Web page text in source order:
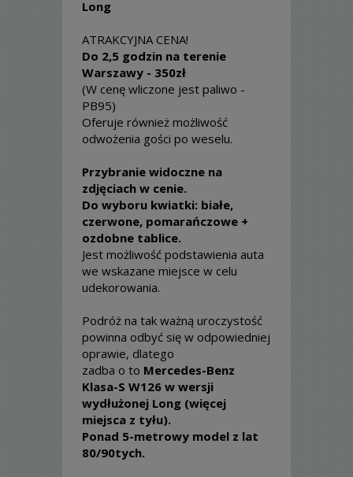
Long
ATRAKCYJNA CENA!
Do 2,5 godzin na terenie
Warszawy - 350zł
(W cenę wliczone jest paliwo -
PB95)
Oferuje również możliwość
odwożenia gości po weselu.
Przybranie widoczne na
zdjęciach w cenie.
Do wyboru kwiatki: białe,
czerwone, pomarańczowe +
ozdobne tablice.
Jest możliwość podstawienia auta
we wskazane miejsce w celu
udekorowania.
Podróż na tak ważną uroczystość
powinna odbyć się w odpowiedniej
oprawie, dlatego
zadba o to Mercedes-Benz
Klasa-S W126 w wersji
wydłużonej Long (więcej
miejsca z tyłu).
Ponad 5-metrowy model z lat
80/90tych.